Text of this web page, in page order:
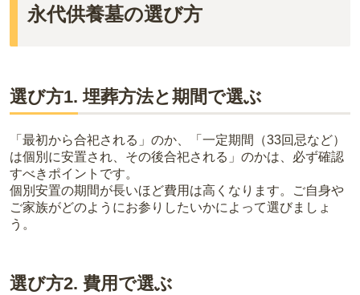
永代供養墓の選び方
選び方1. 埋葬方法と期間で選ぶ
「最初から合祀される」のか、「一定期間（33回忌など）
は個別に安置され、その後合祀される」のかは、必ず確認
すべきポイントです。
個別安置の期間が長いほど費用は高くなります。ご自身や
ご家族がどのようにお参りしたいかによって選びましょ
う。
選び方2. 費用で選ぶ